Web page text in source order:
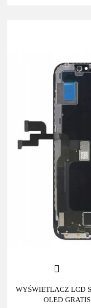
WYŚWIETLACZ LCD
OLED